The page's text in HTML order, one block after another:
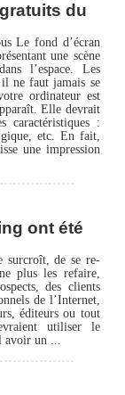
du
Le fond d’écran
une scène
l’espace. Les
ne faut jamais se
ordinateur est
Elle devrait
caractéristiques :
etc. En fait,
une impression
ont été
surcroît, de se re-
plus les refaire,
des clients
de l’Internet,
éditeurs ou tout
utiliser le
un ...